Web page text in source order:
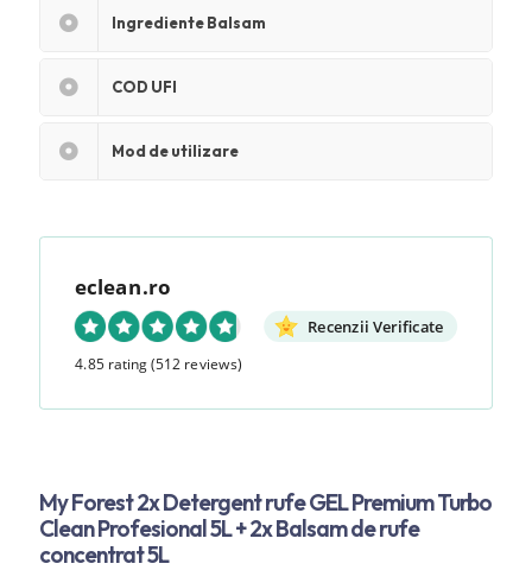
Ingrediente Balsam
COD UFI
Mod de utilizare
eclean.ro
Recenzii Verificate
4.85 rating(512 reviews)
My Forest 2x Detergent rufe GEL Premium Turbo
Clean Profesional 5L + 2x Balsam de rufe
concentrat 5L